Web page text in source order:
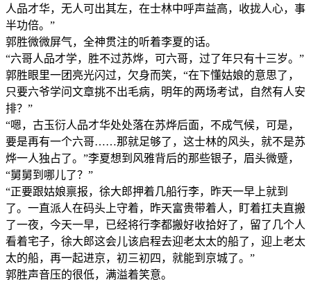
人品才华，无人可出其左，在士林中呼声益高，收拢人心，事
半功倍。”
郭胜微微屏气，全神贯注的听着李夏的话。
“六哥人品才学，胜不过苏烨，可六哥，过了年只有十三岁。”
郭胜眼里一团亮光闪过，欠身而笑，“在下懂姑娘的意思了，
只要六爷学问文章挑不出毛病，明年的两场考试，自然有人安
排？”
“嗯，古玉衍人品才华处处落在苏烨后面，不成气候，可是，
要是再有一个六哥……那就足够了，这士林的风头，就不是苏
烨一人独占了。”李夏想到风雅背后的那些银子，眉头微蹙，
“舅舅到哪儿了？”
“正要跟姑娘禀报，徐大郎押着几船行李，昨天一早上就到
了。一直派人在码头上守着，昨天富贵带着人，盯着扛夫直搬
了一夜，今天一早，已经将行李都搬好收拾好了，留了几个人
看着宅子，徐大郎这会儿该启程去迎老太太的船了，迎上老太
太的船，再一起进京，初三初四，就能到京城了。”
郭胜声音压的很低，满溢着笑意。